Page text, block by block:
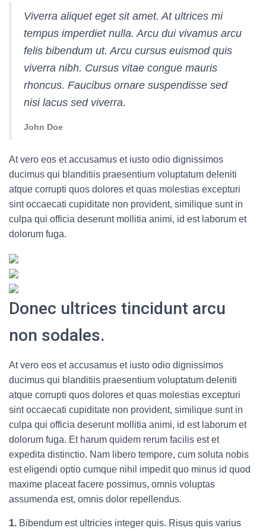
Viverra aliquet eget sit amet. At ultrices mi
tempus imperdiet nulla. Arcu dui vivamus arcu
felis bibendum ut. Arcu cursus euismod quis
viverra nibh. Cursus vitae congue mauris
rhoncus. Faucibus ornare suspendisse sed
nisi lacus sed viverra.
John Doe
At vero eos et accusamus et iusto odio dignissimos
ducimus qui blanditiis praesentium voluptatum deleniti
atque corrupti quos dolores et quas molestias excepturi
sint occaecati cupiditate non provident, similique sunt in
culpa qui officia deserunt mollitia animi, id est laborum et
dolorum fuga.
Donec ultrices tincidunt arcu
non sodales.
At vero eos et accusamus et iusto odio dignissimos
ducimus qui blanditiis praesentium voluptatum deleniti
atque corrupti quos dolores et quas molestias excepturi
sint occaecati cupiditate non provident, similique sunt in
culpa qui officia deserunt mollitia animi, id est laborum et
dolorum fuga. Et harum quidem rerum facilis est et
expedita distinctio. Nam libero tempore, cum soluta nobis
est eligendi optio cumque nihil impedit quo minus id quod
maxime placeat facere possimus, omnis voluptas
assumenda est, omnis dolor repellendus.
1. Bibendum est ultricies integer quis. Risus quis varius